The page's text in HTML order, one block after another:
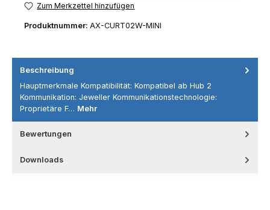
Zum Merkzettel hinzufügen
Produktnummer: AX-CURT02W-MINI
Beschreibung
Hauptmerkmale Kompatibilität: Kompatibel ab Hub 2
Kommunikation: Jeweller Kommunikationstechnologie:
Proprietäre F… Mehr
Bewertungen
Downloads